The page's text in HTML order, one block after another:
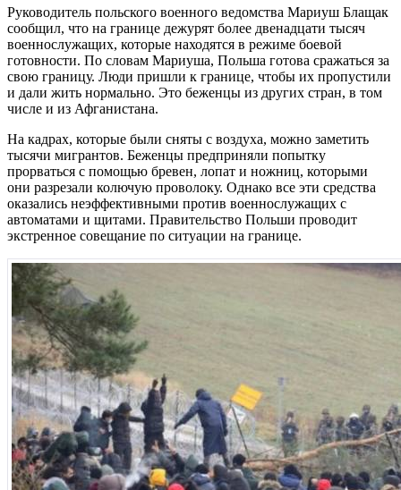
Руководитель польского военного ведомства Мариуш Блащак
сообщил, что на границе дежурят более двенадцати тысяч
военнослужащих, которые находятся в режиме боевой
готовности. По словам Мариуша, Польша готова сражаться за
свою границу. Люди пришли к границе, чтобы их пропустили
и дали жить нормально. Это беженцы из других стран, в том
числе и из Афганистана.
На кадрах, которые были сняты с воздуха, можно заметить
тысячи мигрантов. Беженцы предприняли попытку
прорваться с помощью бревен, лопат и ножниц, которыми
они разрезали колючую проволоку. Однако все эти средства
оказались неэффективными против военнослужащих с
автоматами и щитами. Правительство Польши проводит
экстренное совещание по ситуации на границе.